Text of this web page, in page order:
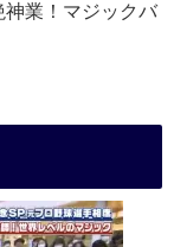
業！マジックバ